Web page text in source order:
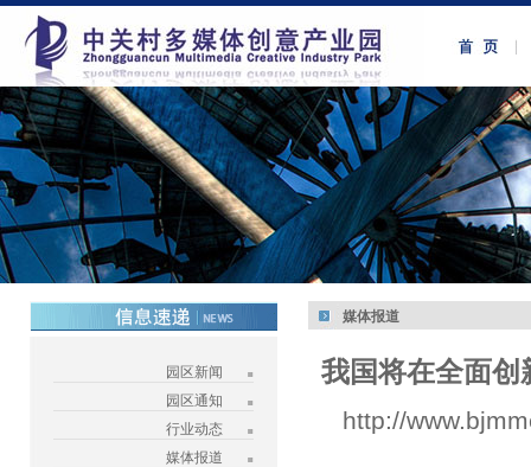
园区新闻
园区通知
行业动态
媒体报道
媒体报道
我国将在全面
http://